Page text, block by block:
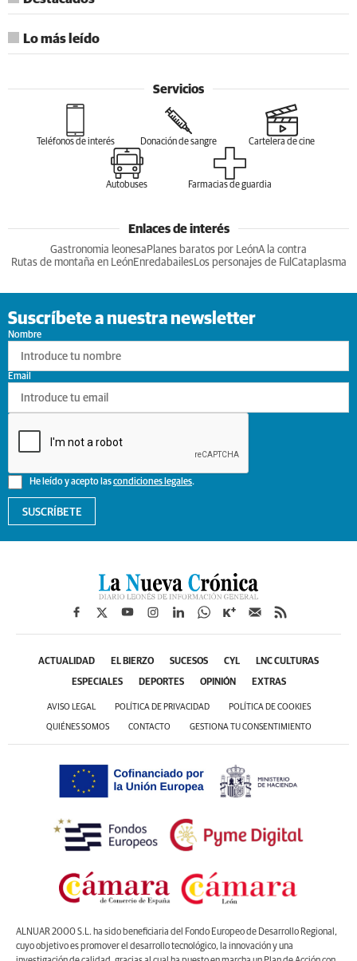
Lo más leído
Servicios
Teléfonos de interés Donación de sangre Cartelera de cine
Autobuses Farmacias de guardia
Enlaces de interés
Gastronomia leonesa Planes baratos por LeónA la contra
Rutas de montaña en LeónEnredabailesLos personajes de Ful Cataplasma
Suscríbete a nuestra newsletter
Nombre
He leído y acepto lascondiciones legales.
Email
SUSCRÍBETE
ACTUALIDAD EL BIERZO SUCESOS CYL LNC CULTURAS
ESPECIALES DEPORTES OPINIÓN EXTRAS
AVISO LEGAL POLÍTICA DE PRIVACIDAD POLÍTICA DE COOKIES
QUIÉNES SOMOS CONTACTO GESTIONA TU CONSENTIMIENTO
ALNUAR 2000 S.L. ha sido beneficiaria del Fondo Europeo de Desarrollo Regional,
cuyo objetivo es promover el desarrollo tecnológico, la innovación y una